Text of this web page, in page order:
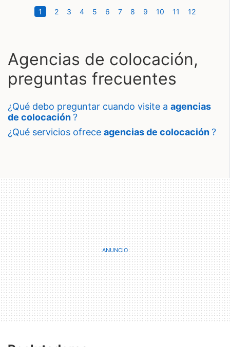
1 (current)
2 3 4 5 6 7 8 9 10 11 12
Agencias de colocación,
preguntas frecuentes
¿qué debo preguntar cuando visite a agencias
de colocación?
¿qué servicios ofrece agencias de colocación?